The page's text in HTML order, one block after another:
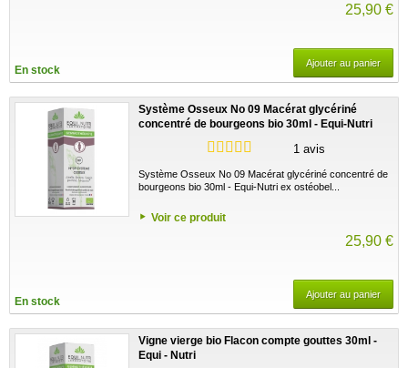
25,90 €
En stock
Ajouter au panier
Système Osseux No 09 Macérat glycériné
concentré de bourgeons bio 30ml - Equi-Nutri
1 avis
Système Osseux No 09 Macérat glycériné concentré de
bourgeons bio 30ml - Equi-Nutri ex ostéobel...
Voir ce produit
25,90 €
En stock
Ajouter au panier
Vigne vierge bio Flacon compte gouttes 30ml -
Equi - Nutri